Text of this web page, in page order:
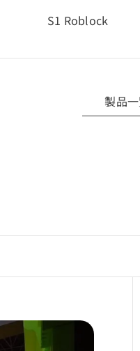
S1 Roblock
製品
場合は当社へお問い合わせ
る不具合・損害等につい